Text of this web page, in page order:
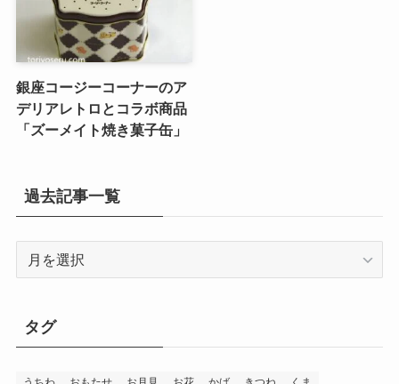
銀座コージーコーナーのア
デリアレトロとコラボ商品
「ズーメイト焼き菓子缶」
過去記事一覧
一
タグ